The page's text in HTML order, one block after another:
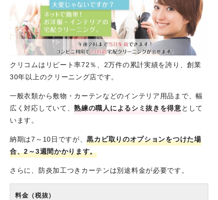
クリコムはリピート率72％、2万件の累計実績を誇り、創業
30年以上のクリーニング店です。
一般衣類から敷物・カーテンなどのインテリア用品まで、幅
広く対応していて、熟練の職人によるシミ抜きを得意として
います。
納期は7～10日ですが、黒カビ取りのオプションをつけた場
合、2～3週間かかります。
さらに、防炎加工つきカーテンは別途料金が必要です。
料金（税抜）